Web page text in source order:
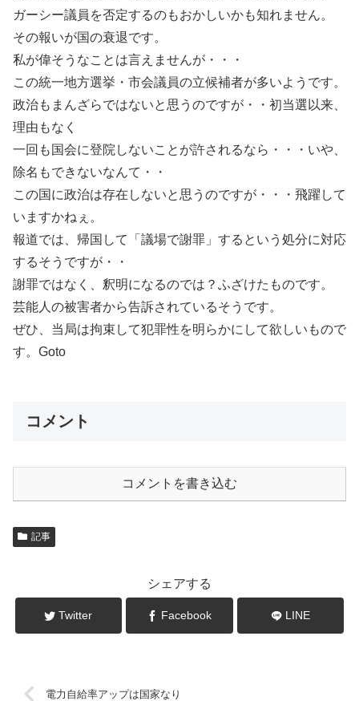
ガーシー議員を否定するのもおかしいかも知れません。
その報いが国の衰退です。
私が偉そうなことは言えませんが・・・
この統一地方選挙・市会議員の立候補者が多いようです。
政治もまんざらではないと思うのですが・・初当選以来、
理由もなく
一回も国会に登院しないことが許されるなら・・・いや、
除名もできないなんて・・
この国に政治は存在しないと思うのですが・・・飛躍して
いますかねぇ。
報道では、帰国して「議場で謝罪」するという処分に対応
するそうですが・・
謝罪ではなく、釈明になるのでは？ふざけたものです。
芸能人の被害者から告訴されているそうです。
ぜひ、当局は拘束して犯罪性を明らかにして欲しいもので
す。Goto
コメント
コメントを書き込む
記事
シェアする
Twitter Facebook LINE
電力自給率アップは国家なり